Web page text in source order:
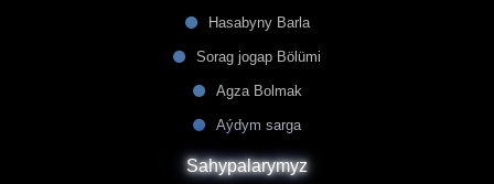
Hasabyny Barla
Sorag jogap Bölümi
Agza Bolmak
Aýdym sarga
Sahypalarymyz